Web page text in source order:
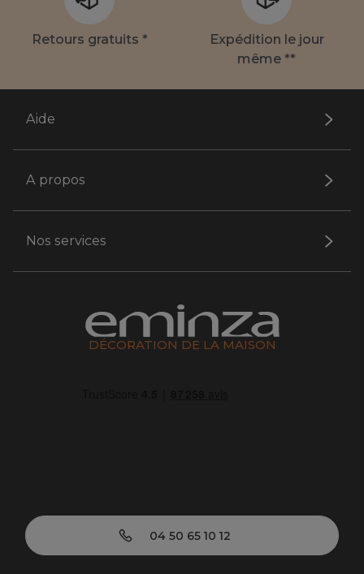
Retours gratuits *
Expédition le jour
même **
Aide
A propos
Nos services
DÉCORATION DE LA MAISON
04 50 65 10 12